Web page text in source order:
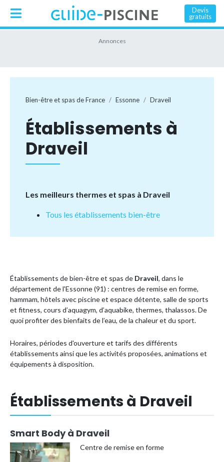
Devis
gratuits
Bien-être et spas de France Essonne Draveil
Établissements à
Draveil
Les meilleurs thermes et spas à Draveil
Tous les établissements bien-être
Établissements de bien-être et spas de Draveil, dans le
département de l'Essonne (91) : centres de remise en forme,
hammam, hôtels avec piscine et espace détente, salle de sports
et fitness, cours d’aquagym, d’aquabike, thermes, thalassos. De
quoi profiter des bienfaits de l’eau, de la chaleur et du sport.
Horaires, périodes d'ouverture et tarifs des différents
établissements ainsi que les activités proposées, animations et
équipements à disposition.
Établissements à Draveil
Smart Body à Draveil
Centre de remise en forme